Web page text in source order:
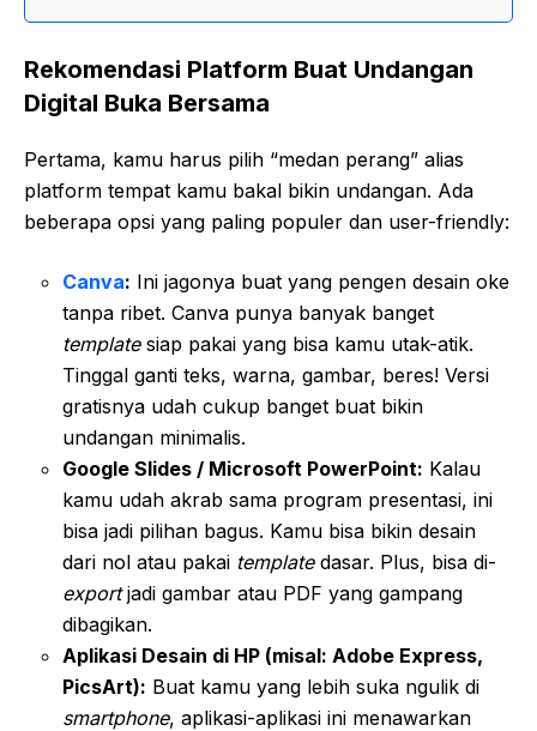
Rekomendasi Platform Buat Undangan
Digital Buka Bersama
Pertama, kamu harus pilih “medan perang” alias
platform tempat kamu bakal bikin undangan. Ada
beberapa opsi yang paling populer dan user-friendly:
Canva: Ini jagonya buat yang pengen desain oke
tanpa ribet. Canva punya banyak banget
templatesiap pakai yang bisa kamu utak-atik.
Tinggal ganti teks, warna, gambar, beres! Versi
gratisnya udah cukup banget buat bikin
undangan minimalis.
Google Slides / Microsoft PowerPoint: Kalau
kamu udah akrab sama program presentasi, ini
bisa jadi pilihan bagus. Kamu bisa bikin desain
dari nol atau pakai templatedasar. Plus, bisa di-
exportjadi gambar atau PDF yang gampang
dibagikan.
Aplikasi Desain di HP (misal: Adobe Express,
PicsArt): Buat kamu yang lebih suka ngulik di
smartphone, aplikasi-aplikasi ini menawarkan